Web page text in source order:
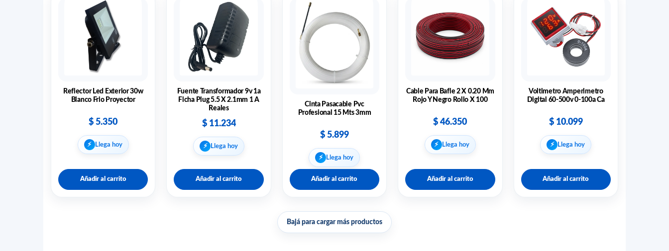
Reflector Led Exterior 30w
Blanco Frio Proyector
$ 5.350
⚡︎ Llega hoy
Añadir al carrito
Fuente Transformador 9v 1a
Ficha Plug 5.5 X 2.1mm 1 A
Reales
$11.234
⚡︎ Llega hoy
Añadir al carrito
Cinta Pasacable Pvc
Profesional 15 Mts 3mm
$5.899
⚡︎ Llega hoy
Añadir al carrito
Cable Para Bafle 2 X 0.20 Mm
Rojo Y Negro Rollo X 100
$ 46.350
⚡︎ Llega hoy
Añadir al carrito
Voltimetro Amperimetro
Digital 60-500v 0-100a Ca
$10.099
⚡︎ Llega hoy
Añadir al carrito
Bajá para cargar más productos